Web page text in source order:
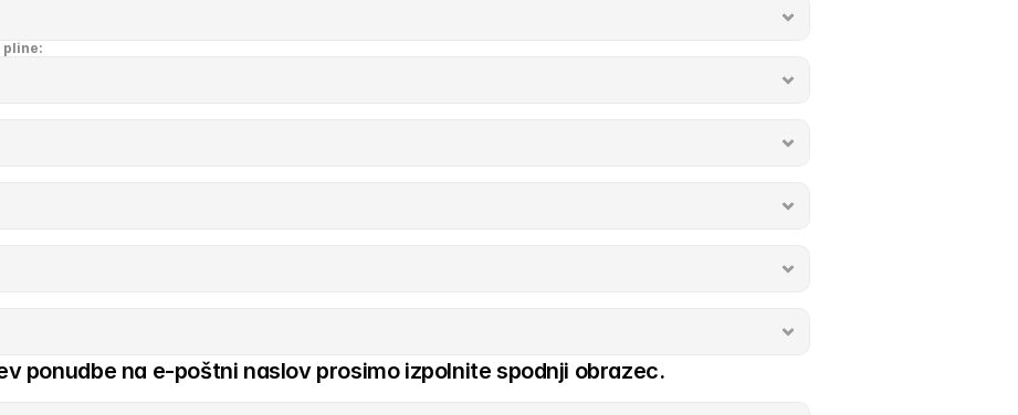
pline:
ponudbe na e-poštni naslov prosimo izpolnite spodnji obrazec.